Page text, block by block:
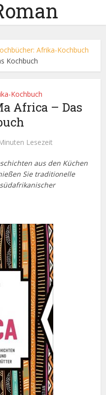
Afrika-Kochbuch
Kochbuch
Kochbuch
Africa – Das
Lesezeit
aus den Küchen
Sie traditionelle